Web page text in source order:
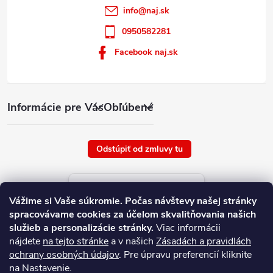
Vážime si Vaše súkromie. Počas návštevy našej stránky
spracovávame cookies za účelom skvalitňovania našich
služieb a personalizácie stránky.Viac informácii
nájdete na tejto stránke a v našich Zásadách a pravidlách
ochrany osobných údajov. Pre úpravu preferencií kliknite
na Nastavenie.
Informácie pre VásObľúbené
info@naj.sk
0950582281
Facebook naj.sk
Odstúpiť od zmluvy tu
Aktuálne ceny tovaru
platné od : 8/8/2026